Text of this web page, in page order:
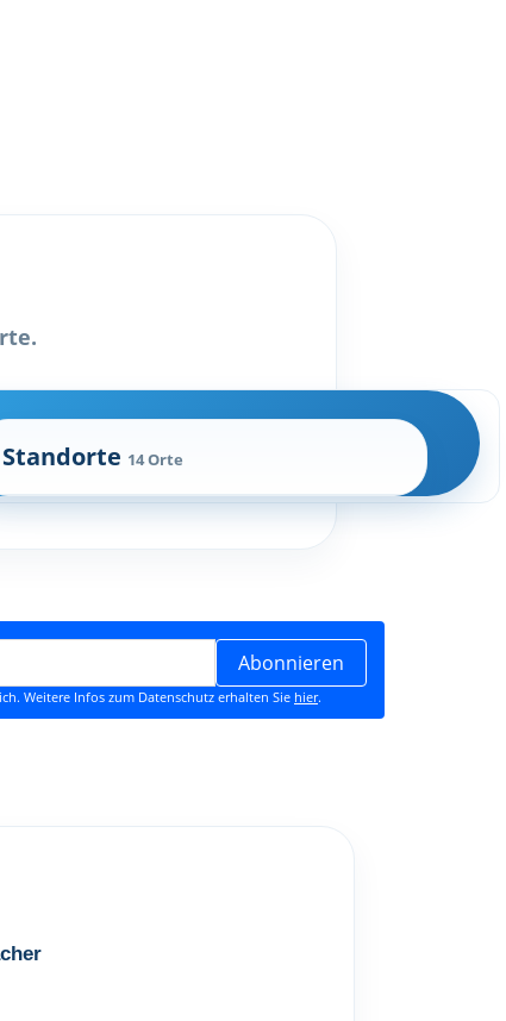
Standorte 14 Orte
Abonnieren
Weitere Infos zum Datenschutz erhalten Sie hier.